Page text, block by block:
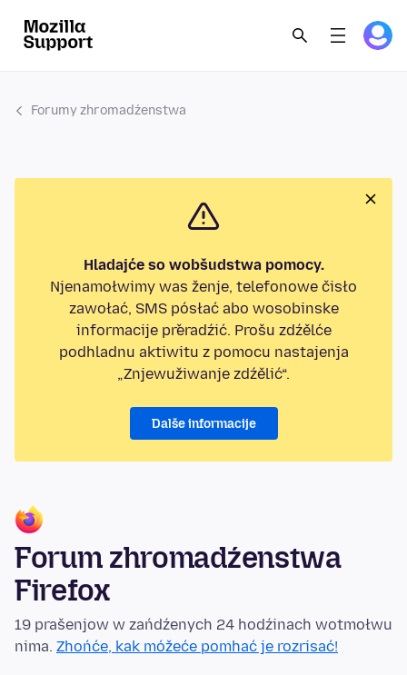
Forumy zhromadźenstwa
Hladajće so wobšudstwa pomocy.
Njenamołwimy was ženje, telefonowe čisło
zawołać, SMS pósłać abo wosobinske
informacije přeradźić. Prošu zdźělće
podhladnu aktiwitu z pomocu nastajenja
„Znjewužiwanje zdźělić“.
Dalše informacije
Forum zhromadźenstwa
Firefox
19 prašenjow w zańdźenych 24 hodźinach wotmołwu
nima. Zhońće, kak móžeće pomhać je rozrisać!